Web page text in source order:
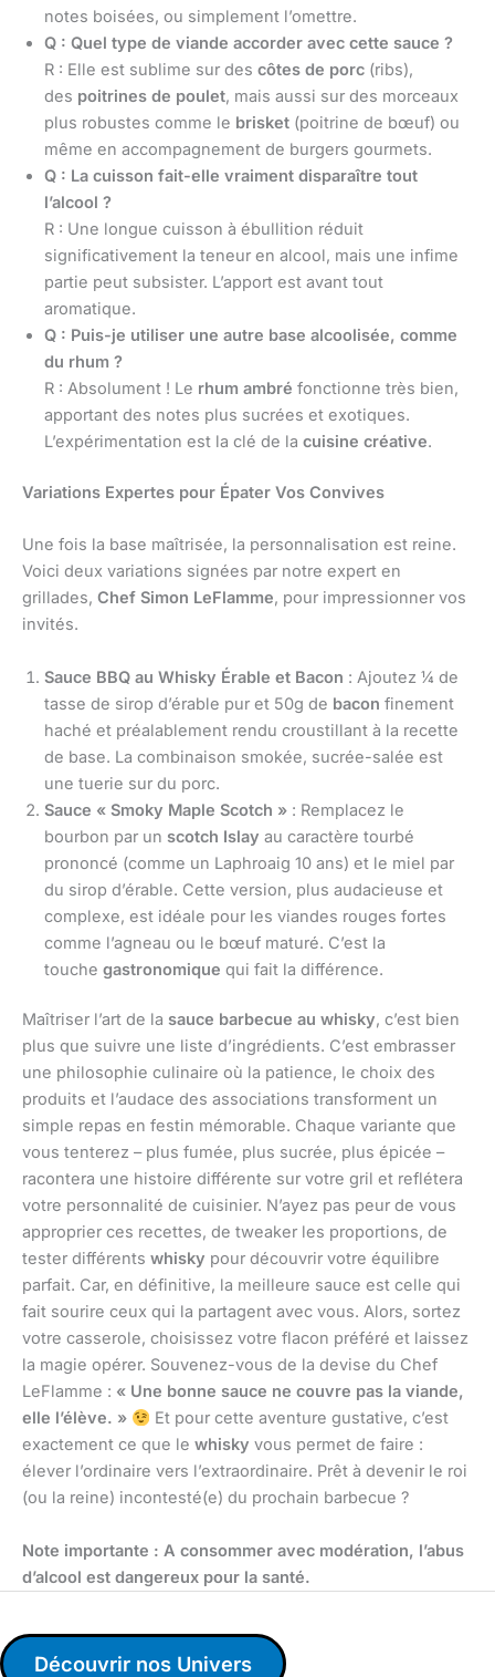
notes boisées, ou simplement l’omettre.
Q : Quel type de viande accorder avec cette sauce ?
R : Elle est sublime sur des côtes de porc (ribs),
des poitrines de poulet, mais aussi sur des morceaux
plus robustes comme le brisket (poitrine de bœuf) ou
même en accompagnement de burgers gourmets.
Q : La cuisson fait-elle vraiment disparaître tout
l’alcool ?
R : Une longue cuisson à ébullition réduit
significativement la teneur en alcool, mais une infime
partie peut subsister. L’apport est avant tout
aromatique.
Q : Puis-je utiliser une autre base alcoolisée, comme
du rhum ?
R : Absolument ! Le rhum ambré fonctionne très bien,
apportant des notes plus sucrées et exotiques.
L’expérimentation est la clé de la cuisine créative.
Variations Expertes pour Épater Vos Convives
Une fois la base maîtrisée, la personnalisation est reine.
Voici deux variations signées par notre expert en
grillades, Chef Simon LeFlamme, pour impressionner vos
invités.
Sauce BBQ au Whisky Érable et Bacon : Ajoutez ¼ de
tasse de sirop d’érable pur et 50g de bacon finement
haché et préalablement rendu croustillant à la recette
de base. La combinaison smokée, sucrée-salée est
une tuerie sur du porc.
Sauce « Smoky Maple Scotch » : Remplacez le
bourbon par un scotch Islay au caractère tourbé
prononcé (comme un Laphroaig 10 ans) et le miel par
du sirop d’érable. Cette version, plus audacieuse et
complexe, est idéale pour les viandes rouges fortes
comme l’agneau ou le bœuf maturé. C’est la
touche gastronomique qui fait la différence.
Maîtriser l’art de la sauce barbecue au whisky, c’est bien
plus que suivre une liste d’ingrédients. C’est embrasser
une philosophie culinaire où la patience, le choix des
produits et l’audace des associations transforment un
simple repas en festin mémorable. Chaque variante que
vous tenterez – plus fumée, plus sucrée, plus épicée –
racontera une histoire différente sur votre gril et reflétera
votre personnalité de cuisinier. N’ayez pas peur de vous
approprier ces recettes, de tweaker les proportions, de
tester différents whisky pour découvrir votre équilibre
parfait. Car, en définitive, la meilleure sauce est celle qui
fait sourire ceux qui la partagent avec vous. Alors, sortez
votre casserole, choisissez votre flacon préféré et laissez
la magie opérer. Souvenez-vous de la devise du Chef
LeFlamme : « Une bonne sauce ne couvre pas la viande,
elle l’élève. »
Et pour cette aventure gustative, c’est
exactement ce que le whisky vous permet de faire :
élever l’ordinaire vers l’extraordinaire. Prêt à devenir le roi
(ou la reine) incontesté(e) du prochain barbecue ?
Note importante : A consommer avec modération, l’abus
d’alcool est dangereux pour la santé.
Découvrir nos Univers